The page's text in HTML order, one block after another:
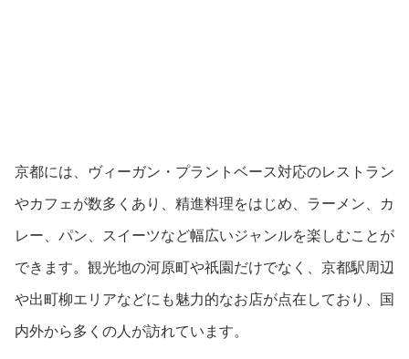
京都には、ヴィーガン・プラントベース対応のレストラン
やカフェが数多くあり、精進料理をはじめ、ラーメン、カ
レー、パン、スイーツなど幅広いジャンルを楽しむことが
できます。観光地の河原町や祇園だけでなく、京都駅周辺
や出町柳エリアなどにも魅力的なお店が点在しており、国
内外から多くの人が訪れています。